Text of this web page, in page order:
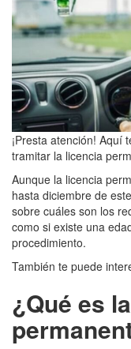
¡Presta atención! Aquí
tramitar la licencia
Aunque la licencia
hasta diciembre de
sobre cuáles son los
como si existe una
procedimiento.
También te puede
¿Qué es